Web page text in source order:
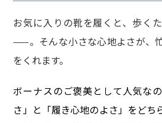
お気に入りの靴を履くと、歩く
——。そんな小さな心地よさが、
をくれます。
ボーナスのご褒美として人気な
さ」と「履き心地のよさ」をどち